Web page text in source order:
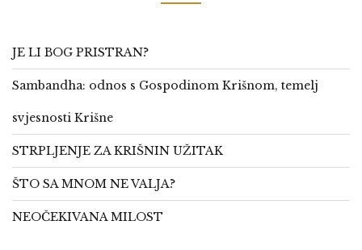
JE LI BOG PRISTRAN?
Sambandha: odnos s Gospodinom Krišnom, temelj
svjesnosti Krišne
STRPLJENJE ZA KRIŠNIN UŽITAK
ŠTO SA MNOM NE VALJA?
NEOČEKIVANA MILOST